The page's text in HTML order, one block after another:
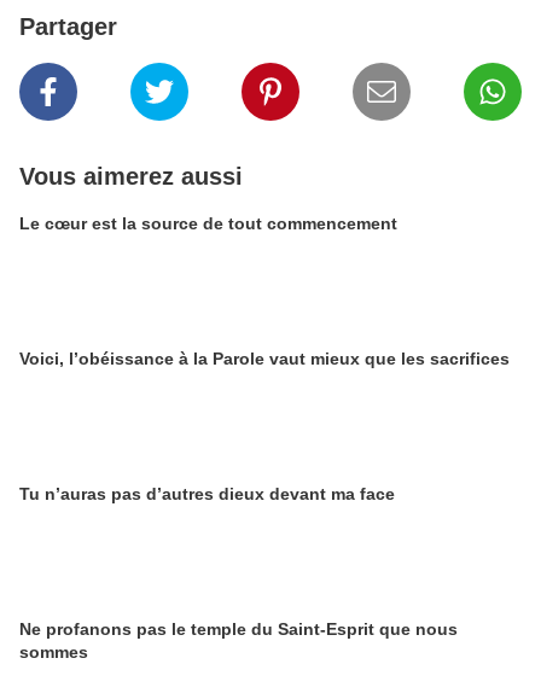
Partager
Vous aimerez aussi
Le cœur est la source de tout commencement
Voici, l’obéissance à la Parole vaut mieux que les sacrifices
Tu n’auras pas d’autres dieux devant ma face
Ne profanons pas le temple du Saint-Esprit que nous
sommes